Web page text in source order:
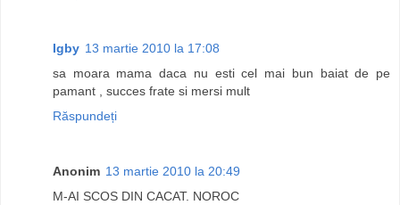
Igby 13 martie 2010 la 17:08
sa moara mama daca nu esti cel mai bun baiat de pe
pamant , succes frate si mersi mult
Răspundeți
Anonim 13 martie 2010 la 20:49
M-AI SCOS DIN CACAT. NOROC